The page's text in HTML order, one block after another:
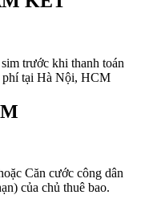
trước khi thanh toán
phí tại Hà Nội, HCM
Căn cước công dân
của chủ thuê bao.